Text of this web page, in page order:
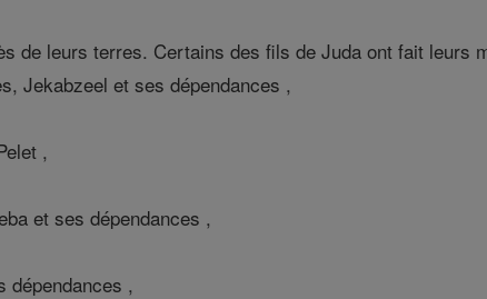
de leurs terres. Certains des fils de Juda ont fait leurs
Jekabzeel et ses dépendances ,
,
et ses dépendances ,
dépendances ,